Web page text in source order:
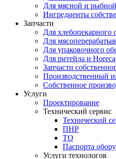
Для мясной и
Ингредиенты
Запчасти
Для хлебопекарного
Для
Для упаковочного
Для ритейла и Horeca
Запчасти
Производственный
Собственное
Услуги
Проектирование
Технический сервис
Технический
ПНР
ТО
Паспорта
Услуги технологов